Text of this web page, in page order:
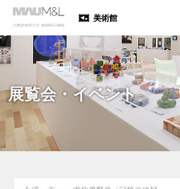
美術館
展覧会・イベント